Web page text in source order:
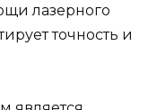
лазерного
точность и